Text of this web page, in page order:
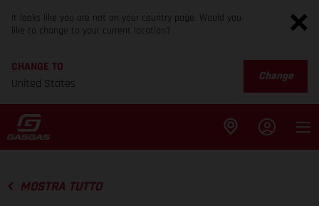
It looks like you are not on your country page. Would you
like to change to your current location?
CHANGE TO
United States
Change
MOSTRA TUTTO